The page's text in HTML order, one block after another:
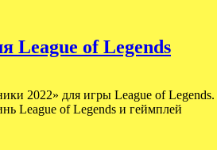
League of Legends
2022» для игры League of
League of Legends и геймплей